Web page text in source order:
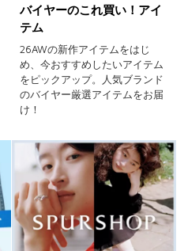
バイヤーのこれ買い！アイ
テム
26AWの新作アイテムをはじ
め、今おすすめしたいアイテム
をピックアップ。人気ブランド
のバイヤー厳選アイテムをお届
け！